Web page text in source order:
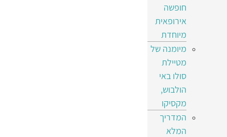
חופשה
אירופאית
מיוחדת
מיומנה של
מטיילת
סולו באי
הולבוש,
מקסיקו
המדריך
המלא